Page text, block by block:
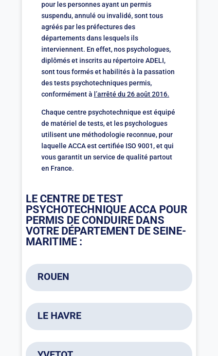
pour les personnes ayant un permis
suspendu, annulé ou invalidé, sont tous
agréés par les préfectures des
départements dans lesquels ils
interviennent. En effet, nos psychologues,
diplômés et inscrits au répertoire ADELI,
sont tous formés et habilités à la passation
des tests psychotechniques permis,
conformément à l’arrêté du 26 août 2016.
Chaque centre psychotechnique est équipé
de matériel de tests, et les psychologues
utilisent une méthodologie reconnue, pour
laquelle ACCA est certifiée ISO 9001, et qui
vous garantit un service de qualité partout
en France.
LE CENTRE DE TEST
PSYCHOTECHNIQUE ACCA POUR
PERMIS DE CONDUIRE DANS
VOTRE DÉPARTEMENT DE SEINE-
MARITIME :
ROUEN
9h00-16h15
LE HAVRE